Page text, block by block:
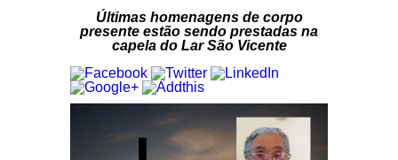
Últimas homenagens de corpo
presente estão sendo prestadas na
capela do Lar São Vicente